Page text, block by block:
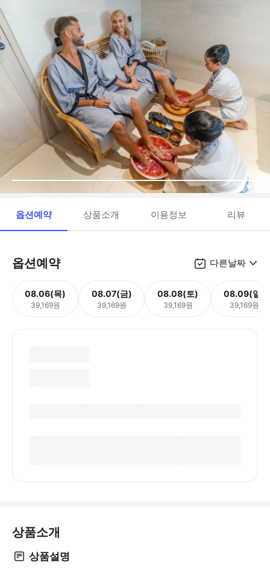
옵션예약 상품소개 이용정보 리뷰
옵션예약 다른날짜
08.06(목)
39,169원
08.07(금)
39,169원
08.08(토)
39,169원
08.09(일)
39,169원
상품소개
상품설명